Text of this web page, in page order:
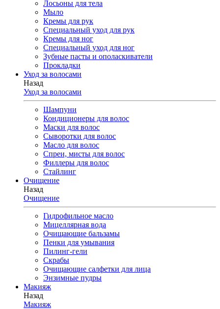
Лосьоны для тела
Мыло
Кремы для рук
Специальный уход для рук
Кремы для ног
Специальный уход для ног
Зубные пасты и ополаскиватели
Прокладки
Уход за волосами
Назад
Уход за волосами
Шампуни
Кондиционеры для волос
Маски для волос
Сыворотки для волос
Масло для волос
Спреи, мисты для волос
Филлеры для волос
Стайлинг
Очищение
Назад
Очищение
Гидрофильное масло
Мицеллярная вода
Очищающие бальзамы
Пенки для умывания
Пилинг-гели
Скрабы
Очищающие салфетки для лица
Энзимные пудры
Макияж
Назад
Макияж